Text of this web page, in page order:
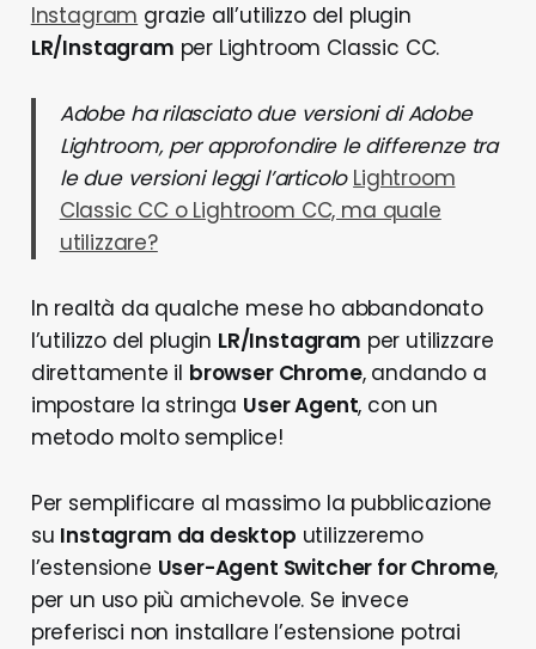
Instagram grazie all’utilizzo del plugin
LR/Instagram per Lightroom Classic CC.
Adobe ha rilasciato due versioni di Adobe
Lightroom, per approfondire le differenze tra
le due versioni leggi l’articolo Lightroom
Classic CC o Lightroom CC, ma quale
utilizzare?
In realtà da qualche mese ho abbandonato
l’utilizzo del plugin LR/Instagram per utilizzare
direttamente il browser Chrome, andando a
impostare la stringa User Agent, con un
metodo molto semplice!
Per semplificare al massimo la pubblicazione
su Instagram da desktop utilizzeremo
l’estensione User-Agent Switcher for Chrome,
per un uso più amichevole. Se invece
preferisci non installare l’estensione potrai